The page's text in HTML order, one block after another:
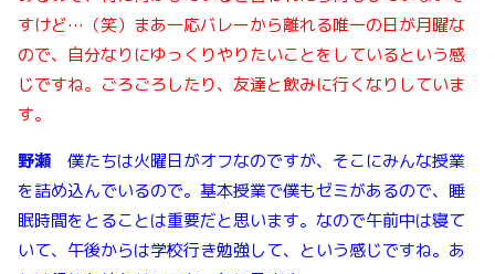
すけど…（笑）まあ一応バレーから離れる唯一の日が月曜な
ので、自分なりにゆっくりやりたいことをしているという感
じですね。ごろごろしたり、友達と飲みに行くなりしていま
す。
野瀬 僕たちは火曜日がオフなのですが、そこにみんな授業
を詰め込んでいるので。基本授業で僕もゼミがあるので、睡
眠時間をとることは重要だと思います。なので午前中は寝て
いて、午後からは学校行き勉強して、という感じですね。あ